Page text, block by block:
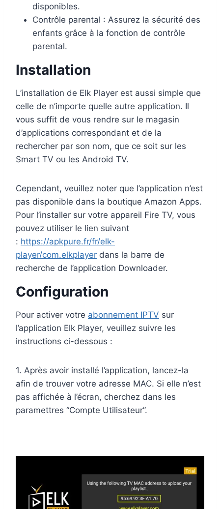
disponibles.
Contrôle parental : Assurez la sécurité des
enfants grâce à la fonction de contrôle
parental.
Installation
L’installation de Elk Player est aussi simple que
celle de n’importe quelle autre application. Il
vous suffit de vous rendre sur le magasin
d’applications correspondant et de la
rechercher par son nom, que ce soit sur les
Smart TV ou les Android TV.
Cependant, veuillez noter que l’application n’est
pas disponible dans la boutique Amazon Apps.
Pour l’installer sur votre appareil Fire TV, vous
pouvez utiliser le lien suivant
: https://apkpure.fr/fr/elk-
player/com.elkplayer dans la barre de
recherche de l’application Downloader.
Configuration
Pour activer votre abonnement IPTV sur
l’application Elk Player, veuillez suivre les
instructions ci-dessous :
1. Après avoir installé l’application, lancez-la
afin de trouver votre adresse MAC. Si elle n’est
pas affichée à l’écran, cherchez dans les
paramettres “Compte Utilisateur”.